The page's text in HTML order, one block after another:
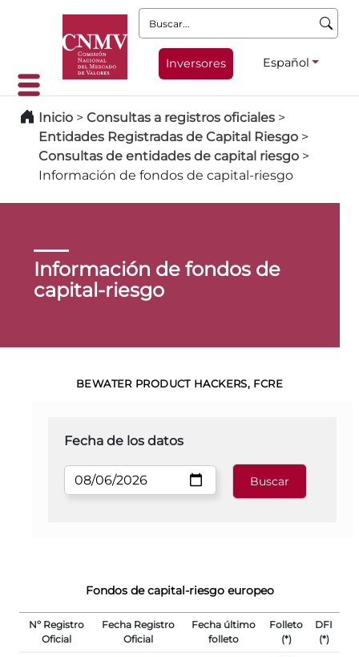
Buscar:
Inversores Español
Inicio > Consultas a registros oficiales >
Entidades Registradas de Capital Riesgo >
Consultas de entidades de capital riesgo >
Información de fondos de capital-riesgo
Información de fondos de
capital-riesgo
BEWATER PRODUCT HACKERS, FCRE
Fecha de los datos
Fondos de capital-riesgo europeo
Nº Registro
Oficial
Fecha Registro
Oficial
Fecha último
folleto
Folleto
(*)
DFI
(*)